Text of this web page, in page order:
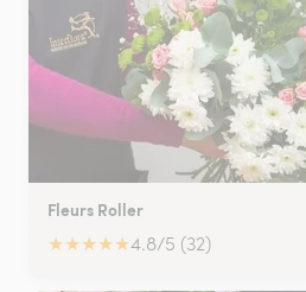
Fleurs Roller
★★★★★4.8/5 (32)